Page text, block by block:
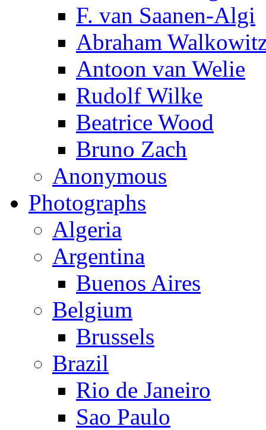
F. van Saanen-Algi
Abraham
Antoon van Welie
Rudolf Wilke
Beatrice Wood
Bruno Zach
Anonymous
Photographs
Algeria
Argentina
Buenos Aires
Belgium
Brussels
Brazil
Rio de Janeiro
Sao Paulo